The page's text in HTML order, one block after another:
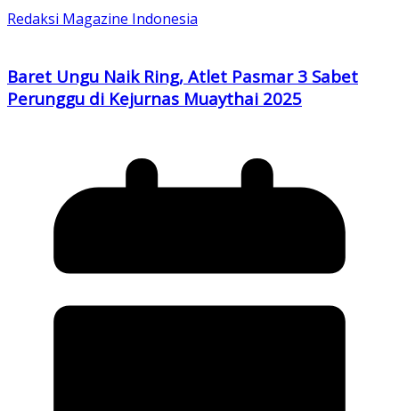
Redaksi Magazine Indonesia
Baret Ungu Naik Ring, Atlet Pasmar 3 Sabet
Perunggu di Kejurnas Muaythai 2025